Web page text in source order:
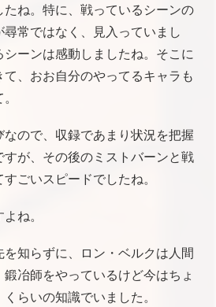
ね。特に、戦っているシーンの
常ではなく、見入っていまし
ーンは感動しましたね。そこに
て、おお自分のやってるキャラも
ので、収録であまり状況を把握
が、その後のミストバーンと戦
ごいスピードでしたね。
ね。
知らずに、ロン・ベルクは人間
冶師をやっているけど今はちょ
らいの知識でいました。